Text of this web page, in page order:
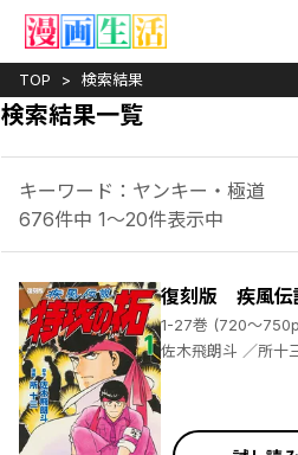
TOP 検索結果
検索結果一覧
キーワード：ヤンキー・極道
676件中 1～20件表示中
復刻版 疾風
1-27巻 (720～
佐木飛朗斗 ／所